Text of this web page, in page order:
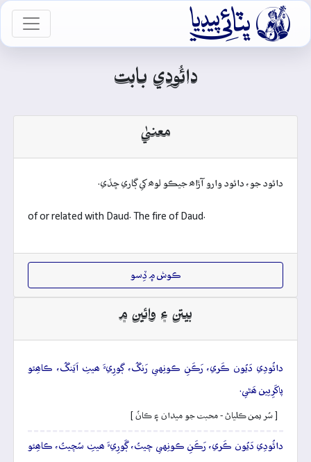

دائُودِي بابت
معنيٰ
دائود جو، دائود وارو آڙاھ جيڪو لوھ کي ڳاري ڇڏي.
of or related with Daud. The fire of Daud.
ڪوش ۾ ڏِسو
بيتن ۽ وائين ۾
دائُودِي دَيُون ڪَري، رَڪَنِ ڪونِهي رَنگُ، ڳورِيءَ ھيٺِ اَيَنگُ، ڪاھِئو
پاکَرِيين ھَڻي.
[ سُر يمن ڪلياڻ - محبت جو ميدان ۽ ڪانُ ]
دائُودِي دَيُون ڪَري، رَڪَنِ ڪونِهي چيتُ، ڳَورِيءَ ھيٺِ سُچيتُ، ڪاھِئو